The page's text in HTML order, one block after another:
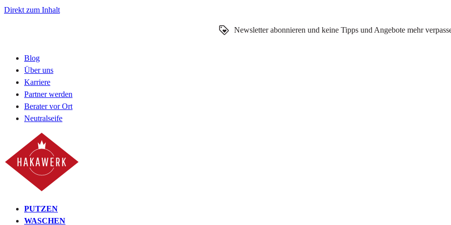
Direkt zum Inhalt
Newsletter abonnieren und keine Tipps und Angebote mehr
Blog
Über uns
Karriere
Partner werden
Berater vor Ort
Neutralseife
PUTZEN
WASCHEN